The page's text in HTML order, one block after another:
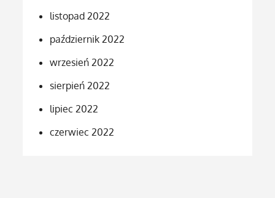
listopad 2022
październik 2022
wrzesień 2022
sierpień 2022
lipiec 2022
czerwiec 2022